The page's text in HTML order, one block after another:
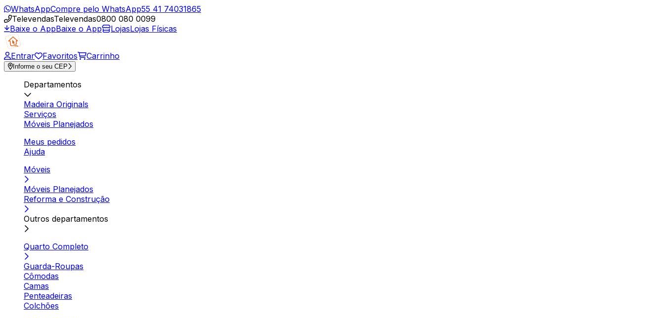
WhatsAppCompre pelo WhatsApp55 41 74031865
TelevendasTelevendas0800 080 0099
Baixe o AppBaixe o App LojasLojas Físicas
Entrar Favoritos Carrinho
Informe o seu CEP
Departamentos
Madeira Originals
Serviços
Móveis Planejados
Meus pedidos
Ajuda
Móveis
Móveis Planejados
Reforma e Construção
Outros departamentos
Quarto Completo
Guarda-Roupas
Cômodas
Camas
Penteadeiras
Colchões